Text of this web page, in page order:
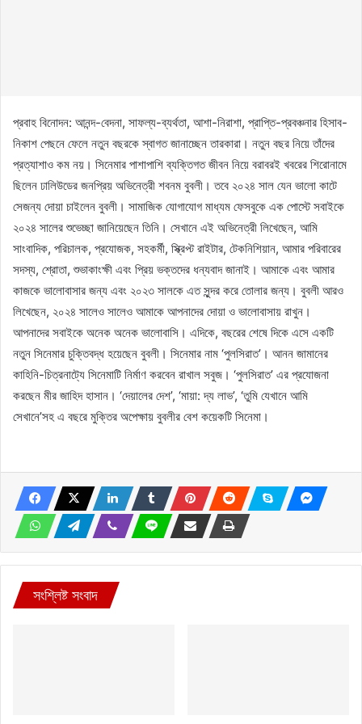
প্রবাহ বিনোদন: আনন্দ-বেদনা, সাফল্য-ব্যর্থতা, আশা-নিরাশা, প্রাপ্তি-প্রবঞ্চনার হিসাব-
নিকাশ পেছনে ফেলে নতুন বছরকে স্বাগত জানাচ্ছেন তারকারা। নতুন বছর নিয়ে তাঁদের
প্রত্যাশাও কম নয়। সিনেমার পাশাপাশি ব্যক্তিগত জীবন নিয়ে বরাবরই খবরের শিরোনামে
ছিলেন ঢালিউডের জনপ্রিয় অভিনেত্রী শবনম বুবলী। তবে ২০২৪ সাল যেন ভালো কাটে
সেজন্য দোয়া চাইলেন বুবলী। সামাজিক যোগাযোগ মাধ্যম ফেসবুকে এক পোস্টে সবাইকে
২০২৪ সালের শুভেচ্ছা জানিয়েছেন তিনি। সেখানে এই অভিনেত্রী লিখেছেন, আমি
সাংবাদিক, পরিচালক, প্রযোজক, সহকর্মী, স্ক্রিপ্ট রাইটার, টেকনিশিয়ান, আমার পরিবারের
সদস্য, শ্রোতা, শুভাকাংক্ষী এবং প্রিয় ভক্তদের ধন্যবাদ জানাই। আমাকে এবং আমার
কাজকে ভালোবাসার জন্য এবং ২০২৩ সালকে এত সুন্দর করে তোলার জন্য। বুবলী আরও
লিখেছেন, ২০২৪ সালেও সালেও আমাকে আপনাদের দোয়া ও ভালোবাসায় রাখুন।
আপনাদের সবাইকে অনেক অনেক ভালোবাসি। এদিকে, বছরের শেষে দিকে এসে একটি
নতুন সিনেমার চুক্তিবদ্ধ হয়েছেন বুবলী। সিনেমার নাম ‘পুলসিরাত’। আনন জামানের
কাহিনি-চিত্রনাট্যে সিনেমাটি নির্মাণ করবেন রাখাল সবুজ। ‘পুলসিরাত’ এর প্রযোজনা
করছেন মীর জাহিদ হাসান। ‘দেয়ালের দেশ’, ‘মায়া: দ্য লাভ’, ‘তুমি যেখানে আমি
সেখানে’সহ এ বছরে মুক্তির অপেক্ষায় বুবলীর বেশ কয়েকটি সিনেমা।
সংশ্লিষ্ট সংবাদ